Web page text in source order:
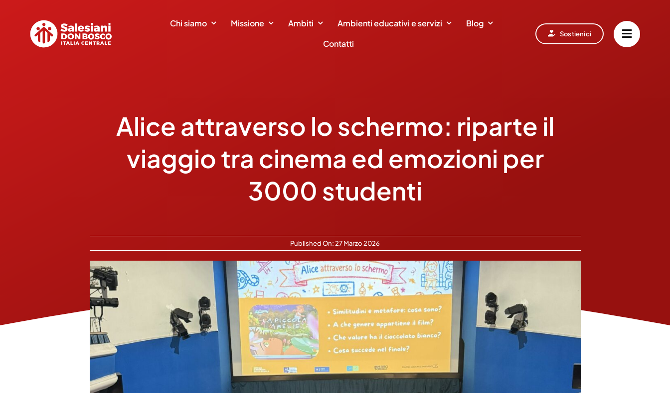
contenuto
Chi siamo Missione Ambiti Ambienti educativi e servizi
Blog
Contatti
Sostienici
Alice attraverso lo schermo: riparte il
viaggio tra cinema ed emozioni per
3000 studenti
Published On: 27 Marzo 2026